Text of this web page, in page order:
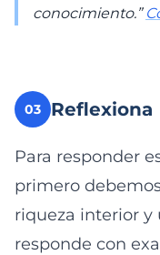
conocimiento.”
03 Reflexiona
Para responder
primero
riqueza interior y
responde con